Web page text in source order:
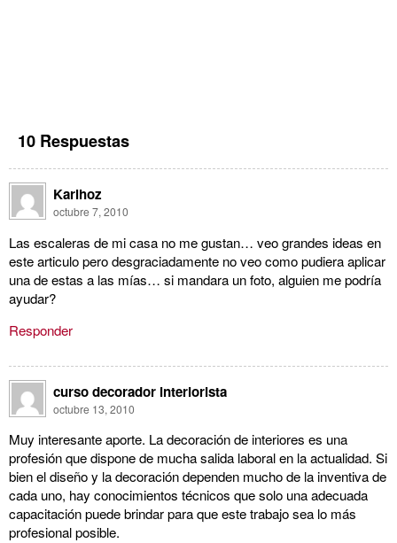
10 Respuestas
Karlhoz
octubre 7, 2010
Las escaleras de mi casa no me gustan… veo grandes ideas en
este articulo pero desgraciadamente no veo como pudiera aplicar
una de estas a las mías… si mandara un foto, alguien me podría
ayudar?
Responder
curso decorador interiorista
octubre 13, 2010
Muy interesante aporte. La decoración de interiores es una
profesión que dispone de mucha salida laboral en la actualidad. Si
bien el diseño y la decoración dependen mucho de la inventiva de
cada uno, hay conocimientos técnicos que solo una adecuada
capacitación puede brindar para que este trabajo sea lo más
profesional posible.